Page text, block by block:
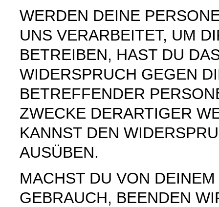
WERDEN DEINE
UNS VERARBEITET, UM
BETREIBEN, HAST DU
WIDERSPRUCH GEGEN
BETREFFENDER
ZWECKE DERARTIGER
KANNST DEN
AUSÜBEN.
MACHST DU VON
GEBRAUCH, BEENDEN